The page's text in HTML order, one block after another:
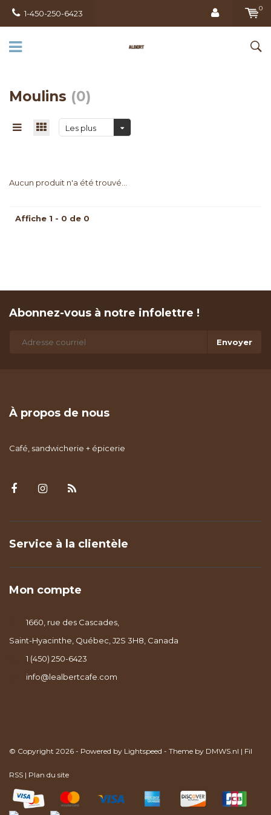
1-450-250-6423
0
Moulins (0)
Les plus
Aucun produit n'a été trouvé...
Affiche 1 - 0 de 0
Abonnez-vous à notre infolettre !
Envoyer
À propos de nous
Café, sandwicherie + épicerie
Service à la clientèle
Mon compte
1660, rue des Cascades,
Saint-Hyacinthe, Québec, J2S 3H8, Canada
1 (450) 250-6423
info@lealbertcafe.com
© Copyright 2026 - Powered by Lightspeed - Theme by DMWS.nl | Fil
RSS | Plan du site